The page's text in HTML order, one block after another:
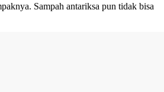
Sampah antariksa pun tidak bisa